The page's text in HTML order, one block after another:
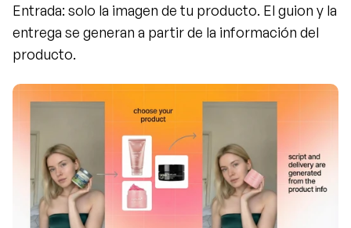
Entrada: solo la imagen de tu producto. El guion y la
entrega se generan a partir de la información del
producto.